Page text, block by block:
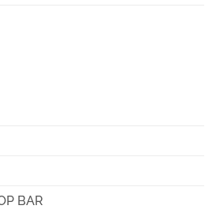
BAR